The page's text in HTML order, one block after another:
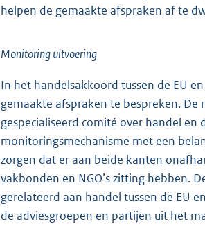
helpen de gemaakte afspraken af te
Monitoring uitvoering
In het handelsakkoord tussen de EU
gemaakte afspraken te bespreken.
gespecialiseerd comité over handel
monitoringsmechanisme met een
zorgen dat er aan beide kanten
vakbonden en NGO’s zitting hebben.
gerelateerd aan handel tussen de EU
de adviesgroepen en partijen uit het